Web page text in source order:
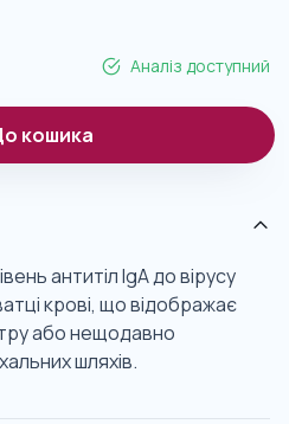
Аналіз доступний
кошика
антитіл IgA до вірусу
крові, що відображає
або нещодавно
шляхів.